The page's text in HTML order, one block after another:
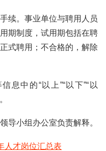
续。事业单位与聘用人员
期制度，试用期包括在聘
式聘用；不合格的，解除
息中的“以上”“以下”“以
导小组办公室负责解释。
人才岗位汇总表